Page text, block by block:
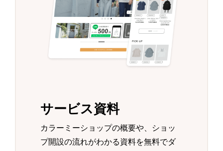
サービス資料
カラーミーショップの概要や、ショッ
プ開設の流れがわかる資料を無料でダ